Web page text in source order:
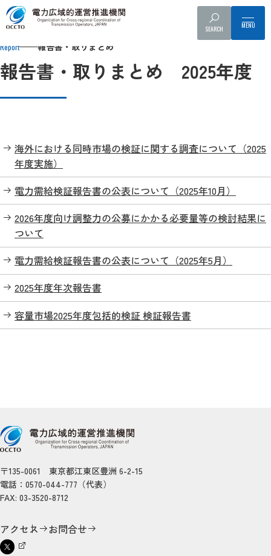
SEARCH
Top 報告書・取りまとめ 2025年度
Report 報告書・取りまとめ
報告書・取りまとめ 2025年度
海外における同時市場の検証に関する調査について（2025
年度実施）
電力需給検証報告書の公表について（2025年10月）
2026年度向け調整力の公募にかかる必要量等の検討結果に
ついて
電力需給検証報告書の公表について（2025年5月）
2025年度年次報告書
容量市場2025年度包括的検証 検証報告書
〒135-0061 東京都江東区豊洲 6-2-15
電話：0570-044-777（代表）
FAX: 03-3520-8712
アクセス お問合せ